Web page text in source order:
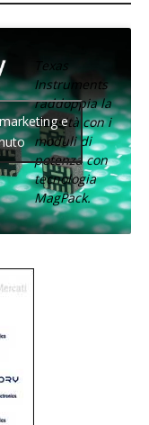
Texas
Instruments
raddoppia la
densità con i
moduli di
potenza con
tecnologia
MagPack.
e